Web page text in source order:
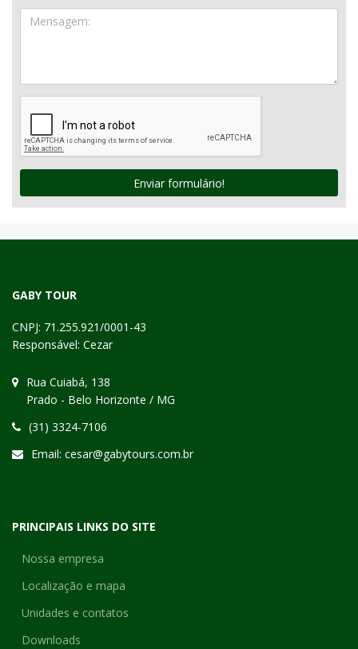
Enviar formulário!
GABY TOUR
CNPJ: 71.255.921/0001-43
Responsável: Cezar
Rua Cuiabá, 138
Prado - Belo Horizonte / MG
(31) 3324-7106
Email: cesar@gabytours.com.br
PRINCIPAIS LINKS DO SITE
Nossa empresa
Localização e mapa
Unidades e contatos
Downloads